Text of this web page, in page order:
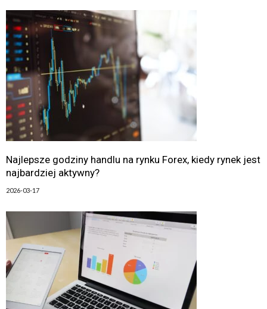
Najlepsze godziny handlu na rynku Forex, kiedy rynek jest
najbardziej aktywny?
2026-03-17